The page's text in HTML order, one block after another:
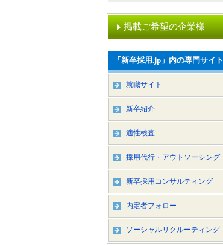
掲載ご希望の企業様
「新卒採用.jp」内の専門サイト
就職サイト
新卒紹介
適性検査
採用代行・アウトソーシング
新卒採用コンサルティング
内定者フォロー
ソーシャルリクルーティング